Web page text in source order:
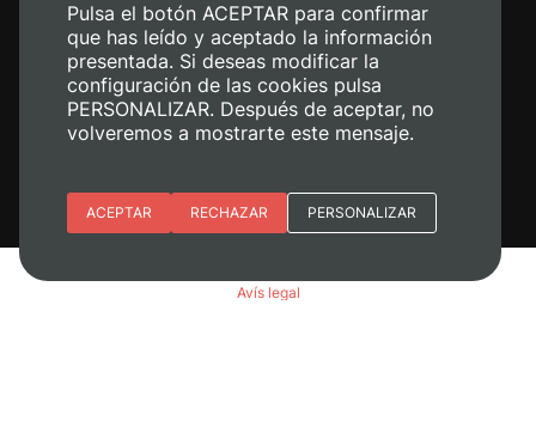
Avís legal
Pulsa el botón ACEPTAR para confirmar
que has leído y aceptado la información
presentada. Si deseas modificar la
configuración de las cookies pulsa
PERSONALIZAR. Después de aceptar, no
volveremos a mostrarte este mensaje.
Esenciales
ACEPTAR RECHAZAR PERSONALIZAR